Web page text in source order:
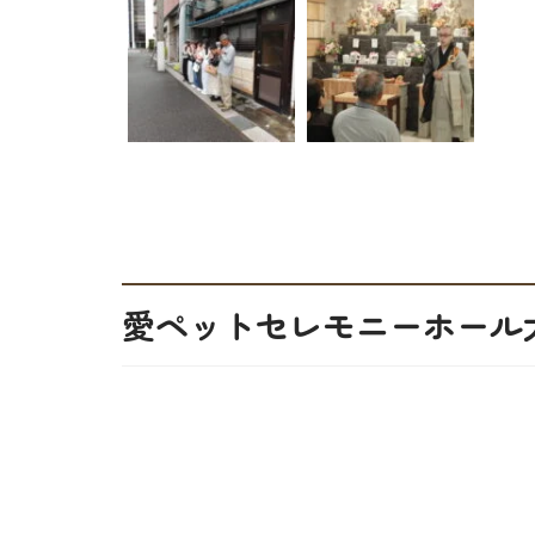
愛ペットセレモニーホール